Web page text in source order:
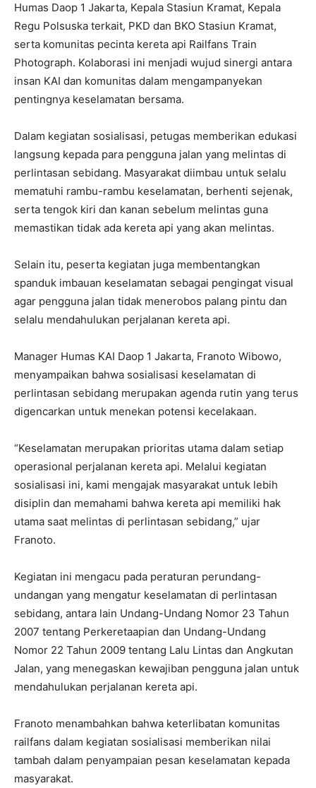
Humas Daop 1 Jakarta, Kepala Stasiun Kramat, Kepala
Regu Polsuska terkait, PKD dan BKO Stasiun Kramat,
serta komunitas pecinta kereta api Railfans Train
Photograph. Kolaborasi ini menjadi wujud sinergi antara
insan KAI dan komunitas dalam mengampanyekan
pentingnya keselamatan bersama.
Dalam kegiatan sosialisasi, petugas memberikan edukasi
langsung kepada para pengguna jalan yang melintas di
perlintasan sebidang. Masyarakat diimbau untuk selalu
mematuhi rambu-rambu keselamatan, berhenti sejenak,
serta tengok kiri dan kanan sebelum melintas guna
memastikan tidak ada kereta api yang akan melintas.
Selain itu, peserta kegiatan juga membentangkan
spanduk imbauan keselamatan sebagai pengingat visual
agar pengguna jalan tidak menerobos palang pintu dan
selalu mendahulukan perjalanan kereta api.
Manager Humas KAI Daop 1 Jakarta, Franoto Wibowo,
menyampaikan bahwa sosialisasi keselamatan di
perlintasan sebidang merupakan agenda rutin yang terus
digencarkan untuk menekan potensi kecelakaan.
“Keselamatan merupakan prioritas utama dalam setiap
operasional perjalanan kereta api. Melalui kegiatan
sosialisasi ini, kami mengajak masyarakat untuk lebih
disiplin dan memahami bahwa kereta api memiliki hak
utama saat melintas di perlintasan sebidang,” ujar
Franoto.
Kegiatan ini mengacu pada peraturan perundang-
undangan yang mengatur keselamatan di perlintasan
sebidang, antara lain Undang-Undang Nomor 23 Tahun
2007 tentang Perkeretaapian dan Undang-Undang
Nomor 22 Tahun 2009 tentang Lalu Lintas dan Angkutan
Jalan, yang menegaskan kewajiban pengguna jalan untuk
mendahulukan perjalanan kereta api.
Franoto menambahkan bahwa keterlibatan komunitas
railfans dalam kegiatan sosialisasi memberikan nilai
tambah dalam penyampaian pesan keselamatan kepada
masyarakat.